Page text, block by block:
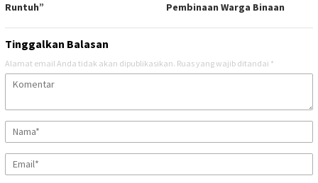
Runtuh”
Pembinaan Warga Binaan
Tinggalkan Balasan
Alamat email Anda tidak akan dipublikasikan. Ruas yang wajib ditandai *